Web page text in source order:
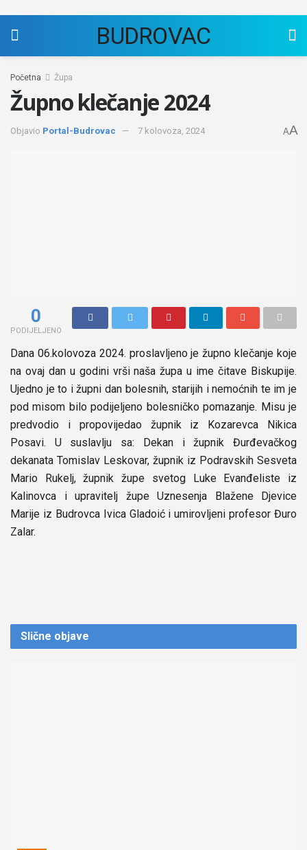
BUDROVAC
Početna Župa
Župno klečanje 2024
Objavio Portal-Budrovac 7 kolovoza, 2024 AA
0
PODIJELJENO
Dana 06.kolovoza 2024. proslavljeno je župno klečanje koje
na ovaj dan u godini vrši naša župa u ime čitave Biskupije.
Ujedno je to i župni dan bolesnih, starijih i nemoćnih te im je
pod misom bilo podijeljeno bolesničko pomazanje. Misu je
predvodio i propovijedao župnik iz Kozarevca Nikica
Posavi. U suslavlju sa: Dekan i župnik Đurđevačkog
dekanata Tomislav Leskovar, župnik iz Podravskih Sesveta
Mario Rukelj, župnik župe svetog Luke Evanđeliste iz
Kalinovca i upravitelj župe Uznesenja Blažene Djevice
Marije iz Budrovca Ivica Gladoić i umirovljeni profesor Đuro
Zalar.
Slične objave